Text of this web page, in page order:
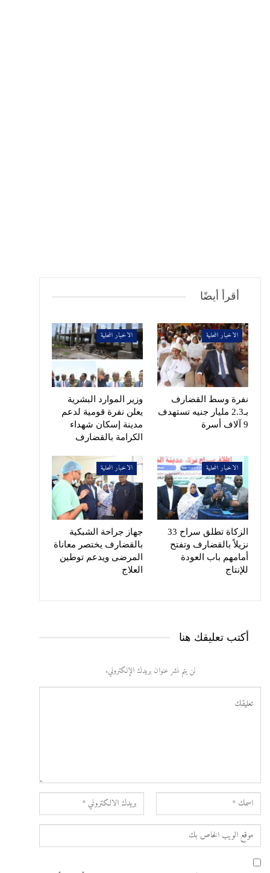
أقرأ أيضًا
الاخبار المحلية
نفرة وسط القضارف
بـ2.3 مليار جنيه تستهدف
9 آلاف أسرة
الاخبار المحلية
وزير الموارد البشرية
يعلن نفرة قومية لدعم
مدينة إسكان شهداء
الكرامة بالقضارف
الاخبار المحلية
الزكاة تطلق سراح 33
نزيلاً بالقضارف وتفتح
أمامهم باب العودة
للإنتاج
الاخبار المحلية
جهاز جراحة الشبكية
بالقضارف يختصر معاناة
المرضى ويدعم توطين
العلاج
أكتب تعليقك هنا
لن يتم نشر عنوان بريدك الإلكتروني.